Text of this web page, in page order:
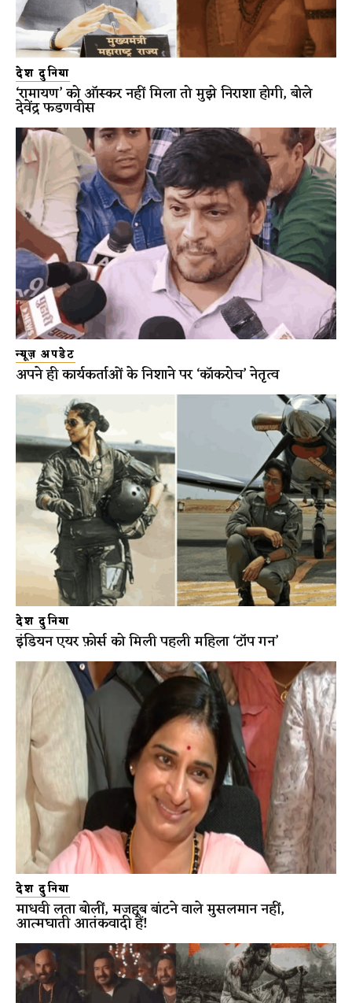
देश दुनिया
‘रामायण’ को ऑस्कर नहीं मिला तो मुझे निराशा होगी, बोले
देवेंद्र फडणवीस
न्यूज़ अपडेट
अपने ही कार्यकर्ताओं के निशाने पर ‘कॉकरोच’ नेतृत्व
देश दुनिया
इंडियन एयर फ़ोर्स को मिली पहली महिला ‘टॉप गन’
देश दुनिया
माधवी लता बोलीं, मजहब बांटने वाले मुसलमान नहीं,
आत्मघाती आतंकवादी हैं!